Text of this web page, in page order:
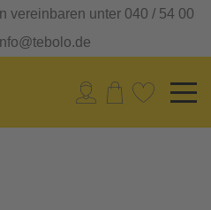
vereinbaren unter 040 / 54 00